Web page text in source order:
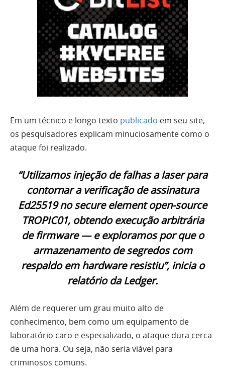
Em um técnico e longo texto publicado em seu site,
os pesquisadores explicam minuciosamente como o
ataque foi realizado.
“Utilizamos injeção de falhas a laser para
contornar a verificação de assinatura
Ed25519 no secure element open-source
TROPIC01, obtendo execução arbitrária
de firmware — e exploramos por que o
armazenamento de segredos com
respaldo em hardware resistiu”, inicia o
relatório da Ledger.
Além de requerer um grau muito alto de
conhecimento, bem como um equipamento de
laboratório caro e especializado, o ataque dura cerca
de uma hora. Ou seja, não seria viável para
criminosos comuns.